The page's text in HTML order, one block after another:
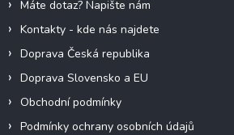
Máte dotaz? Napište nám
Kontakty - kde nás najdete
Doprava Česká republika
Doprava Slovensko a EU
Obchodní podmínky
Podmínky ochrany osobních údajů